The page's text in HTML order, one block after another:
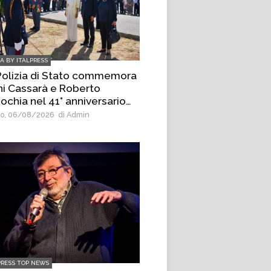
BY ITALPRESS
di Stato commemora
Cassarà e Roberto
nel 41° anniversario
loro uccisione
06/08/2026 di Admin
TOP NEWS